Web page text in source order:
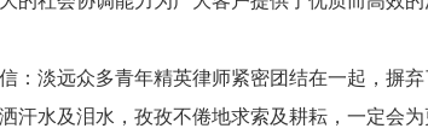
：淡远众多青年精英律师紧密团结在一起，摒
汗水及泪水，孜孜不倦地求索及耕耘，一定会